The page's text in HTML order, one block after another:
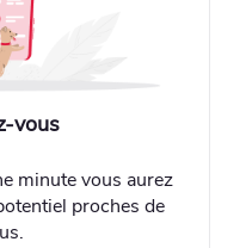
vous
minute vous aurez
proches de